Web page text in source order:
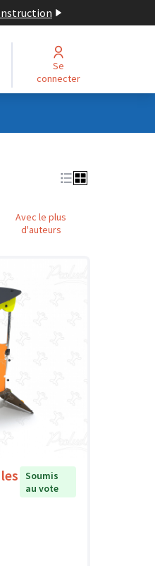
Se
connecter
Avec le plus
d'auteurs
Soumis
au vote